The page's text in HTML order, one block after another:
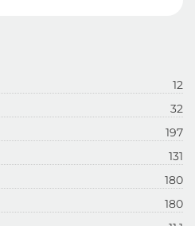
12
32
197
131
180
180